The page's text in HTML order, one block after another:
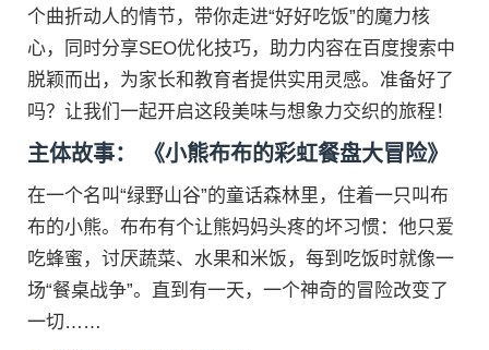
个曲折动人的情节，带你走进“好好吃饭”的魔力核
心，同时分享SEO优化技巧，助力内容在百度搜索中
脱颖而出，为家长和教育者提供实用灵感。准备好了
吗？让我们一起开启这段美味与想象力交织的旅程！
主体故事： 《小熊布布的彩虹餐盘大冒险》
在一个名叫“绿野山谷”的童话森林里，住着一只叫布
布的小熊。布布有个让熊妈妈头疼的坏习惯：他只爱
吃蜂蜜，讨厌蔬菜、水果和米饭，每到吃饭时就像一
场“餐桌战争”。直到有一天，一个神奇的冒险改变了
一切……